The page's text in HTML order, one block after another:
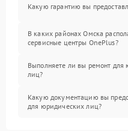
Какую гарантию вы
В каких районах Омска
сервисные центры OnePlus?
Выполняете ли вы ремонт для
лиц?
Какую документацию вы
для юридических лиц?